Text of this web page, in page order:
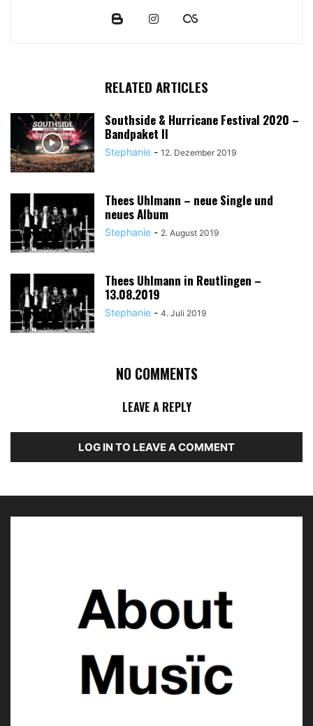
RELATED ARTICLES
Southside & Hurricane Festival 2020 –
Bandpaket II
Stephanie - 12. Dezember 2019
Thees Uhlmann – neue Single und
neues Album
Stephanie - 2. August 2019
Thees Uhlmann in Reutlingen –
13.08.2019
Stephanie - 4. Juli 2019
NO COMMENTS
LEAVE A REPLY
LOG IN TO LEAVE A COMMENT